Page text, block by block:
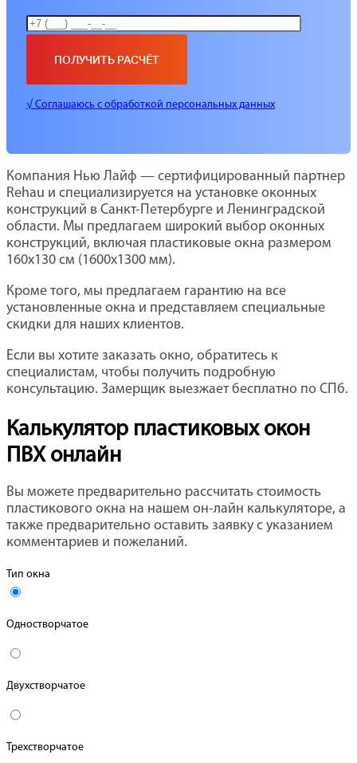
√ Соглашаюсь с обработкой персональных данных
Компания Нью Лайф — сертифицированный партнер
Rehau и специализируется на установке оконных
конструкций в Санкт-Петербурге и Ленинградской
области. Мы предлагаем широкий выбор оконных
конструкций, включая пластиковые окна размером
160х130 см (1600х1300 мм).
Кроме того, мы предлагаем гарантию на все
установленные окна и представляем специальные
скидки для наших клиентов.
Если вы хотите заказать окно, обратитесь к
специалистам, чтобы получить подробную
консультацию. Замерщик выезжает бесплатно по СПб.
Калькулятор пластиковых окон
ПВХ онлайн
Вы можете предварительно рассчитать стоимость
пластикового окна на нашем он-лайн калькуляторе, а
также предварительно оставить заявку с указанием
комментариев и пожеланий.
Тип окна
Одностворчатое
Двухстворчатое
Трехстворчатое